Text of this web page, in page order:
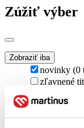
Zúžiť výber
Zobraziť iba
novinky (0
zľavnené
Dostupnosť